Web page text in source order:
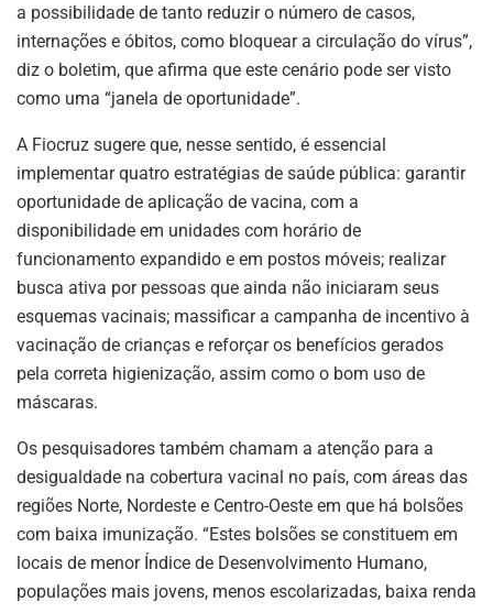
a possibilidade de tanto reduzir o número de casos,
internações e óbitos, como bloquear a circulação do vírus”,
diz o boletim, que afirma que este cenário pode ser visto
como uma “janela de oportunidade”.
A Fiocruz sugere que, nesse sentido, é essencial
implementar quatro estratégias de saúde pública: garantir
oportunidade de aplicação de vacina, com a
disponibilidade em unidades com horário de
funcionamento expandido e em postos móveis; realizar
busca ativa por pessoas que ainda não iniciaram seus
esquemas vacinais; massificar a campanha de incentivo à
vacinação de crianças e reforçar os benefícios gerados
pela correta higienização, assim como o bom uso de
máscaras.
Os pesquisadores também chamam a atenção para a
desigualdade na cobertura vacinal no país, com áreas das
regiões Norte, Nordeste e Centro-Oeste em que há bolsões
com baixa imunização. “Estes bolsões se constituem em
locais de menor Índice de Desenvolvimento Humano,
populações mais jovens, menos escolarizadas, baixa renda